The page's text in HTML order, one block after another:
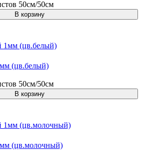
50см/50см
В корзину
(цв.белый)
50см/50см
В корзину
(цв.молочный)